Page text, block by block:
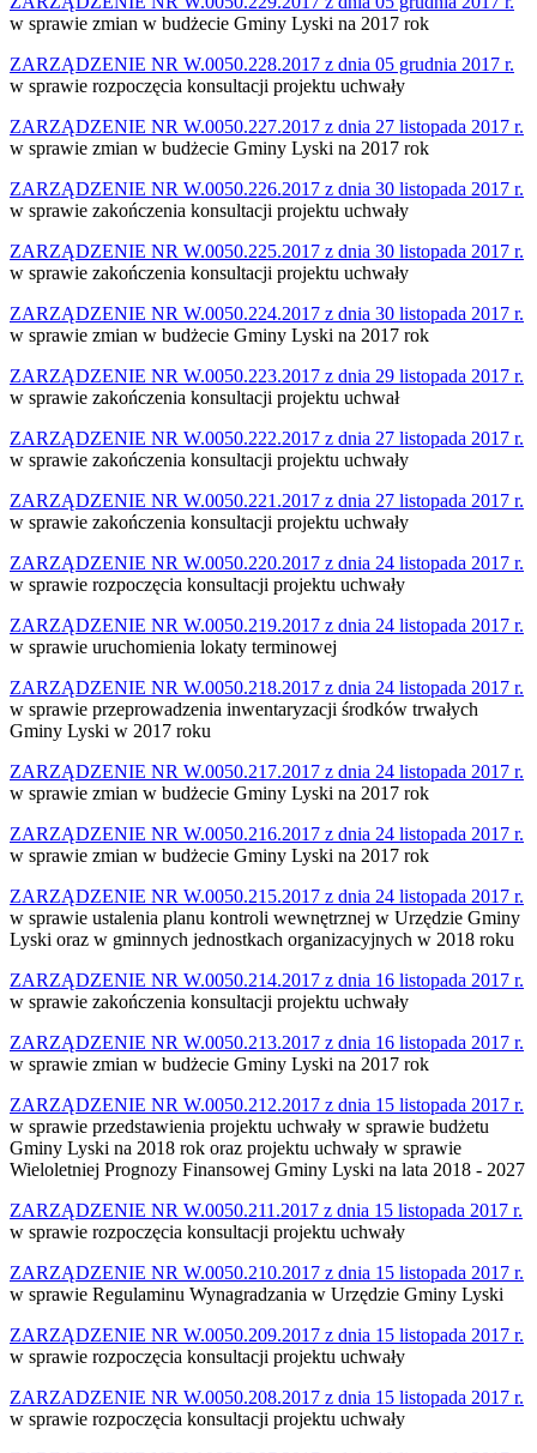
w sprawie zmian w budżecie Gminy Lyski na 2017 rok
ZARZĄDZENIE NR W.0050.228.2017 z dnia 05 grudnia 2017 r.
w sprawie rozpoczęcia konsultacji projektu uchwały
ZARZĄDZENIE NR W.0050.227.2017 z dnia 27 listopada 2017 r.
w sprawie zmian w budżecie Gminy Lyski na 2017 rok
ZARZĄDZENIE NR W.0050.226.2017 z dnia 30 listopada 2017 r.
w sprawie zakończenia konsultacji projektu uchwały
ZARZĄDZENIE NR W.0050.225.2017 z dnia 30 listopada 2017 r.
w sprawie zakończenia konsultacji projektu uchwały
ZARZĄDZENIE NR W.0050.224.2017 z dnia 30 listopada 2017 r.
w sprawie zmian w budżecie Gminy Lyski na 2017 rok
ZARZĄDZENIE NR W.0050.223.2017 z dnia 29 listopada 2017 r.
w sprawie zakończenia konsultacji projektu uchwał
ZARZĄDZENIE NR W.0050.222.2017 z dnia 27 listopada 2017 r.
w sprawie zakończenia konsultacji projektu uchwały
ZARZĄDZENIE NR W.0050.221.2017 z dnia 27 listopada 2017 r.
w sprawie zakończenia konsultacji projektu uchwały
ZARZĄDZENIE NR W.0050.220.2017 z dnia 24 listopada 2017 r.
w sprawie rozpoczęcia konsultacji projektu uchwały
ZARZĄDZENIE NR W.0050.219.2017 z dnia 24 listopada 2017 r.
w sprawie uruchomienia lokaty terminowej
ZARZĄDZENIE NR W.0050.218.2017 z dnia 24 listopada 2017 r.
w sprawie przeprowadzenia inwentaryzacji środków trwałych
Gminy Lyski w 2017 roku
ZARZĄDZENIE NR W.0050.217.2017 z dnia 24 listopada 2017 r.
w sprawie zmian w budżecie Gminy Lyski na 2017 rok
ZARZĄDZENIE NR W.0050.216.2017 z dnia 24 listopada 2017 r.
w sprawie zmian w budżecie Gminy Lyski na 2017 rok
ZARZĄDZENIE NR W.0050.215.2017 z dnia 24 listopada 2017 r.
w sprawie ustalenia planu kontroli wewnętrznej w Urzędzie Gminy
Lyski oraz w gminnych jednostkach organizacyjnych w 2018 roku
ZARZĄDZENIE NR W.0050.214.2017 z dnia 16 listopada 2017 r.
w sprawie zakończenia konsultacji projektu uchwały
ZARZĄDZENIE NR W.0050.213.2017 z dnia 16 listopada 2017 r.
w sprawie zmian w budżecie Gminy Lyski na 2017 rok
ZARZĄDZENIE NR W.0050.212.2017 z dnia 15 listopada 2017 r.
w sprawie przedstawienia projektu uchwały w sprawie budżetu
Gminy Lyski na 2018 rok oraz projektu uchwały w sprawie
Wieloletniej Prognozy Finansowej Gminy Lyski na lata 2018 - 2027
ZARZĄDZENIE NR W.0050.211.2017 z dnia 15 listopada 2017 r.
w sprawie rozpoczęcia konsultacji projektu uchwały
ZARZĄDZENIE NR W.0050.210.2017 z dnia 15 listopada 2017 r.
w sprawie Regulaminu Wynagradzania w Urzędzie Gminy Lyski
ZARZĄDZENIE NR W.0050.209.2017 z dnia 15 listopada 2017 r.
w sprawie rozpoczęcia konsultacji projektu uchwały
ZARZADZENIE NR W.0050.208.2017 z dnia 15 listopada 2017 r.
w sprawie rozpoczęcia konsultacji projektu uchwały